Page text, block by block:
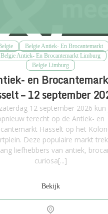
Belgie Antiek- En Brocantemarkt
Belgie Antiek- En Brocantemarkt Limburg
Belgie Limburg
en
– 12 september
12 september 2026 kun
terecht op de Antiek- en
Hasselt op het
Deze populaire markt
liefhebbers van antiek,
curiosa[...]
Bekijk